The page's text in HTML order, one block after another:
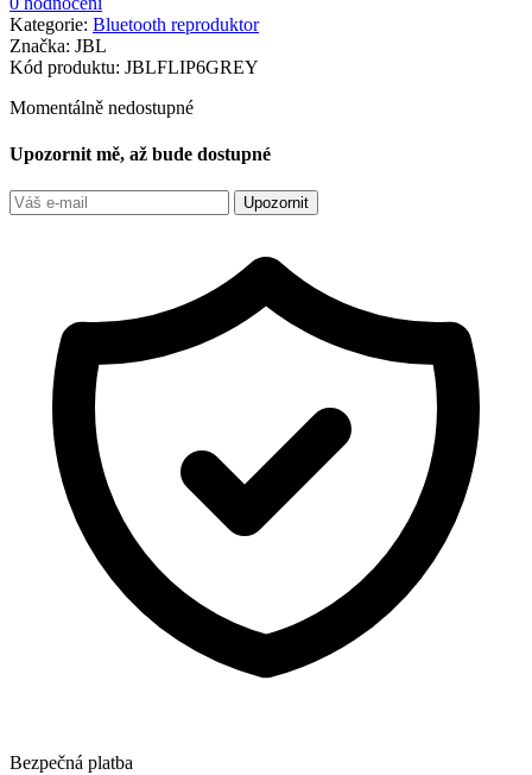
Kategorie: Bluetooth reproduktor
Značka: JBL
Kód produktu: JBLFLIP6GREY
Momentálně nedostupné
Upozornit mě, až bude dostupné
Upozornit
Bezpečná platba